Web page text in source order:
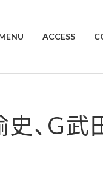
ACCESS
、G武